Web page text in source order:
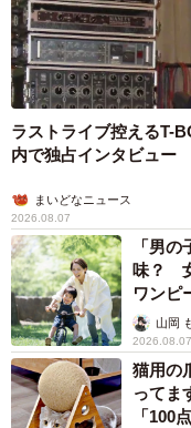
毎週月曜〜金曜 前7
毎週土曜（再）前9：
放送）
番組公式サイト
ラストライブ控えるT-
内で独占インタビュー
まいどなニュース
2026.08.07
「男
味？
ワンピ
へんが…
山岡
2026.08.07
猫用の
ってま
「100